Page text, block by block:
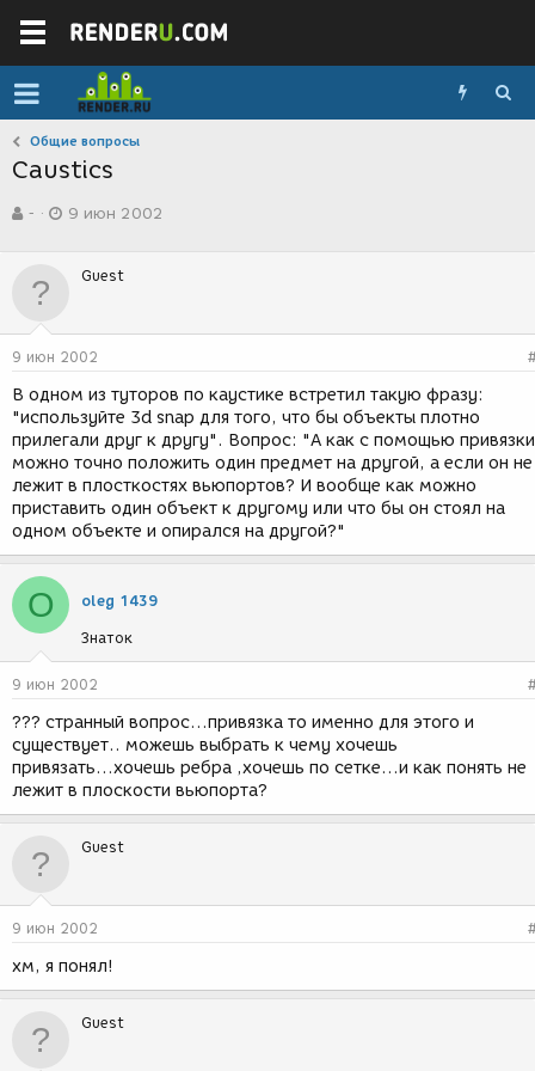
Общие вопросы
Caustics
в
р
-
а
д
н
и
я
9 июн 2002
Guest
9 июн 2002
В одном из туторов по каустике встретил такую фразу:
"используйте 3d snap для того, что бы объекты плотно
прилегали друг к другу". Вопрос: "А как с помощью привязки
можно точно положить один предмет на другой, а если он не
лежит в плосткостях вьюпортов? И вообще как можно
приставить один объект к другому или что бы он стоял на
одном объекте и опирался на другой?"
O oleg 1439
Знаток
9 июн 2002
??? странный вопрос...привязка то именно для этого и
существует.. можешь выбрать к чему хочешь
привязать...хочешь ребра ,хочешь по сетке...и как понять не
лежит в плоскости вьюпорта?
Guest
9 июн 2002
хм, я понял!
Guest